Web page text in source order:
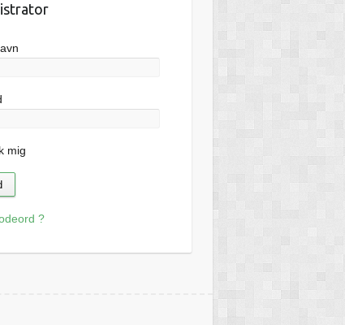
mig
?